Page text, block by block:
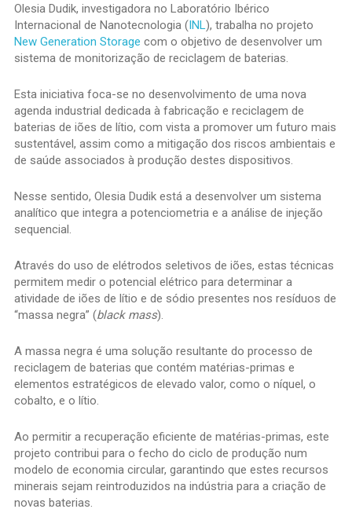
Olesia Dudik, investigadora no Laboratório Ibérico
Internacional de Nanotecnologia (INL), trabalha no projeto
New Generation Storage com o objetivo de desenvolver um
sistema de monitorização de reciclagem de baterias.
Esta iniciativa foca-se no desenvolvimento de uma nova
agenda industrial dedicada à fabricação e reciclagem de
baterias de iões de lítio, com vista a promover um futuro mais
sustentável, assim como a mitigação dos riscos ambientais e
de saúde associados à produção destes dispositivos.
Nesse sentido, Olesia Dudik está a desenvolver um sistema
analítico que integra a potenciometria e a análise de injeção
sequencial.
Através do uso de elétrodos seletivos de iões, estas técnicas
permitem medir o potencial elétrico para determinar a
atividade de iões de lítio e de sódio presentes nos resíduos de
“massa negra” (black mass).
A massa negra é uma solução resultante do processo de
reciclagem de baterias que contém matérias-primas e
elementos estratégicos de elevado valor, como o níquel, o
cobalto, e o lítio.
Ao permitir a recuperação eficiente de matérias-primas, este
projeto contribui para o fecho do ciclo de produção num
modelo de economia circular, garantindo que estes recursos
minerais sejam reintroduzidos na indústria para a criação de
novas baterias.